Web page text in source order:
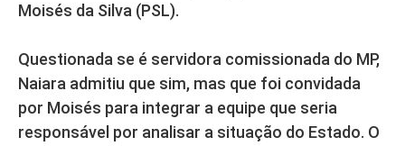
Moisés da Silva (PSL).
Questionada se é servidora comissionada do MP,
Naiara admitiu que sim, mas que foi convidada
por Moisés para integrar a equipe que seria
responsável por analisar a situação do Estado. O